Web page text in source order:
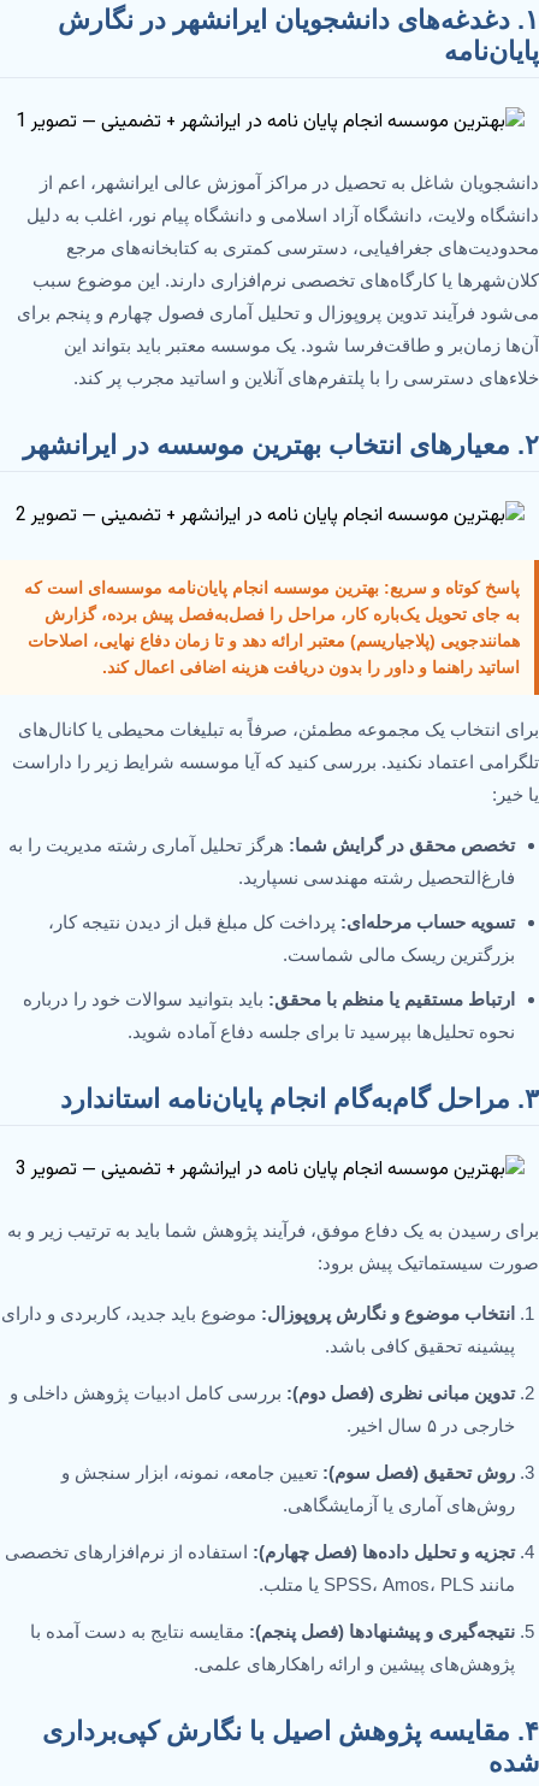
۱. دغدغه‌های دانشجویان ایرانشهر در نگارش
پایان‌نامه
دانشجویان شاغل به تحصیل در مراکز آموزش عالی ایرانشهر، اعم از
دانشگاه ولایت، دانشگاه آزاد اسلامی و دانشگاه پیام نور، اغلب به دلیل
محدودیت‌های جغرافیایی، دسترسی کمتری به کتابخانه‌های مرجع
کلان‌شهرها یا کارگاه‌های تخصصی نرم‌افزاری دارند. این موضوع سبب
می‌شود فرآیند تدوین پروپوزال و تحلیل آماری فصول چهارم و پنجم برای
آن‌ها زمان‌بر و طاقت‌فرسا شود. یک موسسه معتبر باید بتواند این
خلاءهای دسترسی را با پلتفرم‌های آنلاین و اساتید مجرب پر کند.
۲. معیارهای انتخاب بهترین موسسه در ایرانشهر
پاسخ کوتاه و سریع: بهترین موسسه انجام پایان‌نامه موسسه‌ای است که
به جای تحویل یک‌باره کار، مراحل را فصل‌به‌فصل پیش برده، گزارش
همانندجویی (پلاجیاریسم) معتبر ارائه دهد و تا زمان دفاع نهایی، اصلاحات
اساتید راهنما و داور را بدون دریافت هزینه اضافی اعمال کند.
برای انتخاب یک مجموعه مطمئن، صرفاً به تبلیغات محیطی یا کانال‌های
تلگرامی اعتماد نکنید. بررسی کنید که آیا موسسه شرایط زیر را داراست
یا خیر:
تخصص محقق در گرایش شما: هرگز تحلیل آماری رشته مدیریت را به
فارغ‌التحصیل رشته مهندسی نسپارید.
تسویه حساب مرحله‌ای: پرداخت کل مبلغ قبل از دیدن نتیجه کار،
بزرگترین ریسک مالی شماست.
ارتباط مستقیم یا منظم با محقق: باید بتوانید سوالات خود را درباره
نحوه تحلیل‌ها بپرسید تا برای جلسه دفاع آماده شوید.
۳. مراحل گام‌به‌گام انجام پایان‌نامه استاندارد
برای رسیدن به یک دفاع موفق، فرآیند پژوهش شما باید به ترتیب زیر و به
صورت سیستماتیک پیش برود:
انتخاب موضوع و نگارش پروپوزال: موضوع باید جدید، کاربردی و دارای
پیشینه تحقیق کافی باشد.
تدوین مبانی نظری (فصل دوم): بررسی کامل ادبیات پژوهش داخلی و
خارجی در ۵ سال اخیر.
روش تحقیق (فصل سوم): تعیین جامعه، نمونه، ابزار سنجش و
روش‌های آماری یا آزمایشگاهی.
تجزیه و تحلیل داده‌ها (فصل چهارم): استفاده از نرم‌افزارهای تخصصی
مانند SPSS، Amos، PLS یا متلب.
نتیجه‌گیری و پیشنهادها (فصل پنجم): مقایسه نتایج به دست آمده با
پژوهش‌های پیشین و ارائه راهکارهای علمی.
۴. مقایسه پژوهش اصیل با نگارش کپی‌برداری
شده